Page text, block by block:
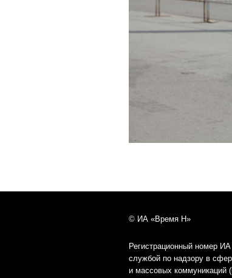
© ИА «Время Н»
Регистрационный номер
службой по надзору в
и массовых коммуникаций